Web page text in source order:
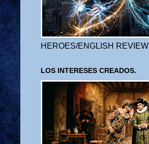
HEROES/ENGLISH REVIEW
LOS INTERESES CREADOS.